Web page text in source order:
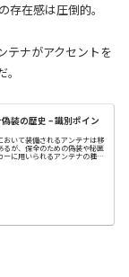
在感は圧倒的。
テナがアクセントを
装の歴史 – 識別ポイン
おいて装備されるアンテナは移
るが、保全のための偽装や秘匿
に用いられるアンテナの種類